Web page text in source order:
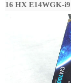
16 HX E14WGK-